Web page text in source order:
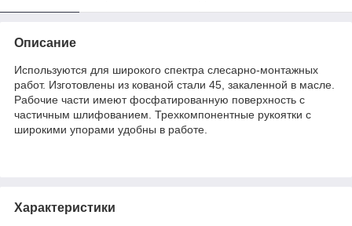
Описание
Используются для широкого спектра слесарно-монтажных
работ. Изготовлены из кованой стали 45, закаленной в масле.
Рабочие части имеют фосфатированную поверхность с
частичным шлифованием. Трехкомпонентные рукоятки с
широкими упорами удобны в работе.
Характеристики